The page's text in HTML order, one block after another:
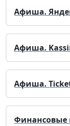
Афиша.
Афиша.
Афиша.
Финансовые